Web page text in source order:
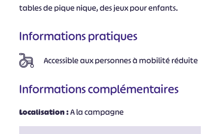
tables de pique nique, des jeux pour enfants.
Informations pratiques
Accessible aux personnes à mobilité réduite
Informations complémentaires
Localisation :A la campagne